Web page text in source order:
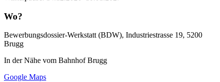
Wo?
Bewerbungsdossier-Werkstatt (BDW), Industriestrasse 19, 5200
Brugg
In der Nähe vom Bahnhof Brugg
Google Maps